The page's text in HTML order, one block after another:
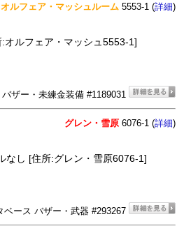
オルフェア・マッシュルーム 5553-1 (詳細)
オルフェア・マッシュ5553-1]
ザー・未練金装備 #1189031
グレン・雪原 6076-1 (詳細)
なし [住所:グレン・雪原6076-1]
ベース バザー・武器 #293267